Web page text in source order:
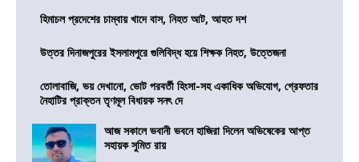
হিমাচল প্রদেশের চাম্বায় খাদে বাস, নিহত আট, আহত দশ
উত্তর দিনাজপুরের ইসলামপুরে গুলিবিদ্ধ হয়ে শিক্ষক নিহত, উত্তেজনা
তোলাবাজি, ভয় দেখানো, ভোট পরবর্তী হিংসা-সহ একাধিক অভিযোগ, গ্রেফতার
নৈহাটির প্রাক্তন তৃণমূল বিধায়ক সনৎ দে
আজ সকালে ভবানী ভবনে হাজিরা দিলেন অভিষেকের আপ্ত
সহায়ক সুমিত রায়